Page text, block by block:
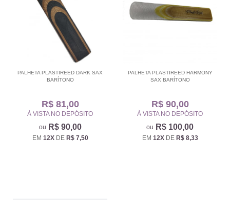
PALHETA PLASTIREED DARK SAX
BARÍTONO
R$ 81,00
À VISTA NO DEPÓSITO
R$ 90,00
EM 12XDE R$ 7,50
PALHETA PLASTIREED HARMONY
SAX BARÍTONO
R$ 90,00
À VISTA NO DEPÓSITO
R$ 100,00
EM 12XDE R$ 8,33